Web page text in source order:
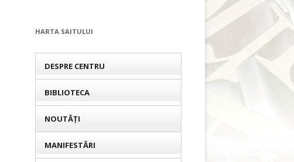
HARTA SAITULUI
DESPRE CENTRU
BIBLIOTECA
NOUTĂȚI
MANIFESTĂRI